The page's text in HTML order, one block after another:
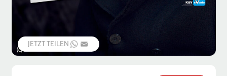
(c) K&V Events
JETZT TEILEN WHATSAPP
EMAIL